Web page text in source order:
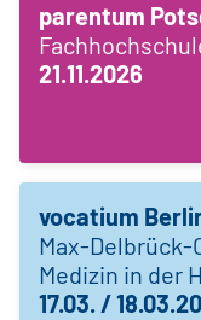
parentum
21.11.2026
vocatium
Max-
Medizin in der
17.03. /